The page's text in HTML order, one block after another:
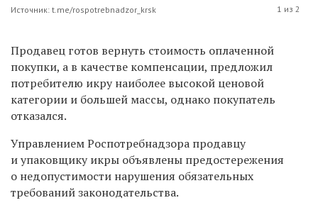
Источник: t.me/rospotrebnadzor_krsk 1 из 2
Продавец готов вернуть стоимость оплаченной
покупки, а в качестве компенсации, предложил
потребителю икру наиболее высокой ценовой
категории и большей массы, однако покупатель
отказался.
Управлением Роспотребнадзора продавцу
и упаковщику икры объявлены предостережения
о недопустимости нарушения обязательных
требований законодательства.